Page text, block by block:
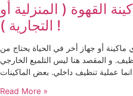
القهوة ( المنزلية أو
التجارية ) !
ماكينة أو جهاز أخر في الحياة يحتاج من
و المقصد هنا ليس التلميع الخارجي
انما عملية تنظيف داخلي. بعض الماكينات
Read More »